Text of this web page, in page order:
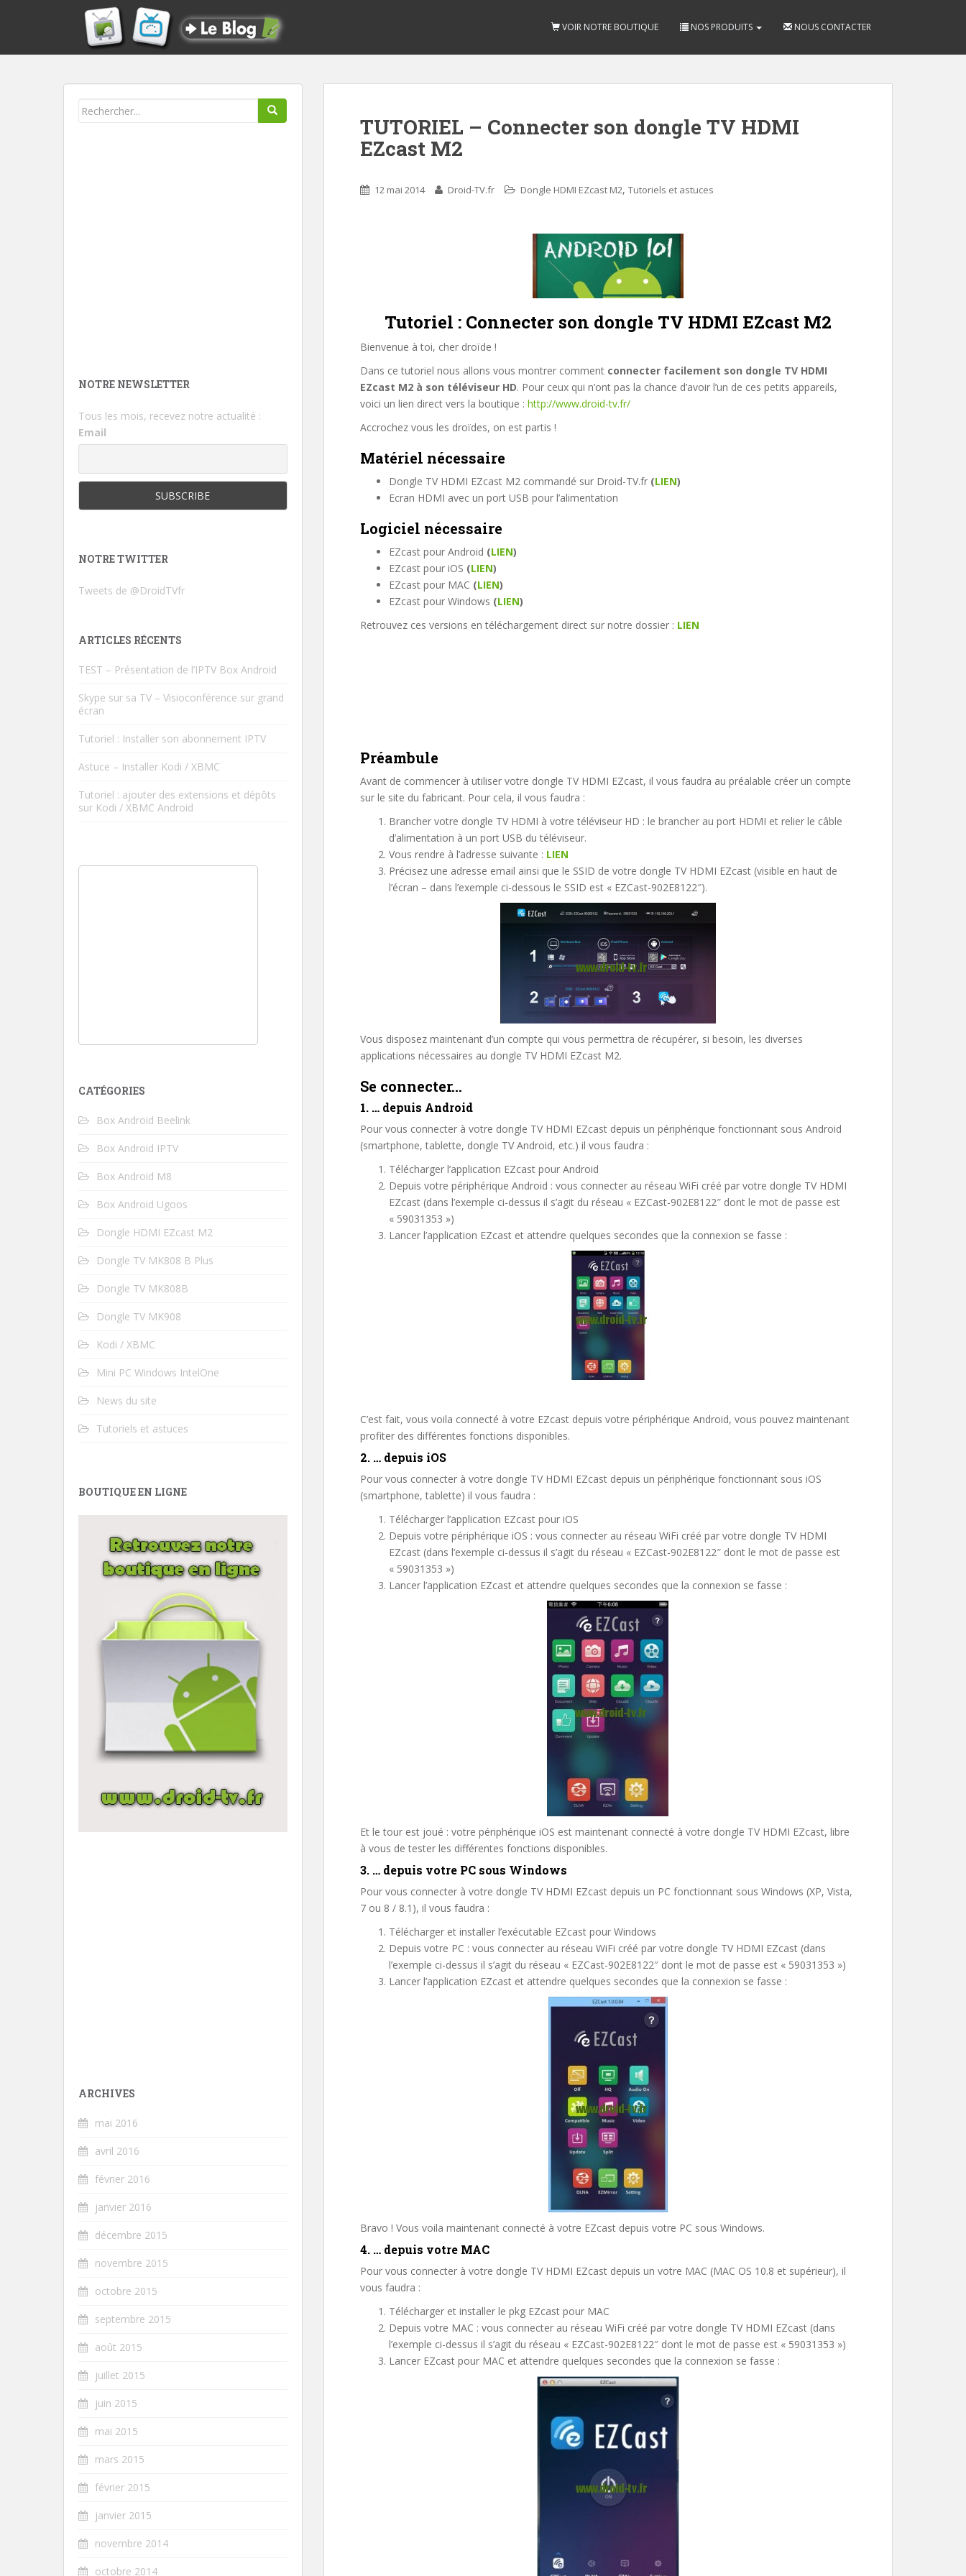
VOIR NOTRE BOUTIQUE NOS PRODUITS NOUS CONTACTER
TUTORIEL – Connecter son dongle TV HDMI
EZcast M2
12 mai 2014 Droid-TV.fr Dongle HDMI EZcast M2, Tutoriels et astuces
Tutoriel : Connecter son dongle TV HDMI EZcast M2
Bienvenue à toi, cher droïde !
Dans ce tutoriel nous allons vous montrer comment connecter facilement son dongle TV HDMI
EZcast M2 à son téléviseur HD. Pour ceux qui n’ont pas la chance d’avoir l’un de ces petits appareils,
voici un lien direct vers la boutique : http://www.droid-tv.fr/
Accrochez vous les droïdes, on est partis !
Matériel nécessaire
Dongle TV HDMI EZcast M2 commandé sur Droid-TV.fr (LIEN)
Ecran HDMI avec un port USB pour l’alimentation
Logiciel nécessaire
EZcast pour Android (LIEN)
EZcast pour iOS (LIEN)
EZcast pour MAC (LIEN)
EZcast pour Windows (LIEN)
Retrouvez ces versions en téléchargement direct sur notre dossier : LIEN
Préambule
Avant de commencer à utiliser votre dongle TV HDMI EZcast, il vous faudra au préalable créer un compte
sur le site du fabricant. Pour cela, il vous faudra :
Brancher votre dongle TV HDMI à votre téléviseur HD : le brancher au port HDMI et relier le câble
d’alimentation à un port USB du téléviseur.
Vous rendre à l’adresse suivante : LIEN
Précisez une adresse email ainsi que le SSID de votre dongle TV HDMI EZcast (visible en haut de
l’écran – dans l’exemple ci-dessous le SSID est « EZCast-902E8122″).
Vous disposez maintenant d’un compte qui vous permettra de récupérer, si besoin, les diverses
applications nécessaires au dongle TV HDMI EZcast M2.
Se connecter…
1. … depuis Android
Pour vous connecter à votre dongle TV HDMI EZcast depuis un périphérique fonctionnant sous Android
(smartphone, tablette, dongle TV Android, etc.) il vous faudra :
Télécharger l’application EZcast pour Android
Depuis votre périphérique Android : vous connecter au réseau WiFi créé par votre dongle TV HDMI
EZcast (dans l’exemple ci-dessus il s’agit du réseau « EZCast-902E8122″ dont le mot de passe est
« 59031353 »)
Lancer l’application EZcast et attendre quelques secondes que la connexion se fasse :
C’est fait, vous voila connecté à votre EZcast depuis votre périphérique Android, vous pouvez maintenant
profiter des différentes fonctions disponibles.
2. … depuis iOS
Pour vous connecter à votre dongle TV HDMI EZcast depuis un périphérique fonctionnant sous iOS
(smartphone, tablette) il vous faudra :
Télécharger l’application EZcast pour iOS
Depuis votre périphérique iOS : vous connecter au réseau WiFi créé par votre dongle TV HDMI
EZcast (dans l’exemple ci-dessus il s’agit du réseau « EZCast-902E8122″ dont le mot de passe est
« 59031353 »)
Lancer l’application EZcast et attendre quelques secondes que la connexion se fasse :
Et le tour est joué : votre périphérique iOS est maintenant connecté à votre dongle TV HDMI EZcast, libre
à vous de tester les différentes fonctions disponibles.
3. … depuis votre PC sous Windows
Pour vous connecter à votre dongle TV HDMI EZcast depuis un PC fonctionnant sous Windows (XP, Vista,
7 ou 8 / 8.1), il vous faudra :
Télécharger et installer l’exécutable EZcast pour Windows
Depuis votre PC : vous connecter au réseau WiFi créé par votre dongle TV HDMI EZcast (dans
l’exemple ci-dessus il s’agit du réseau « EZCast-902E8122″ dont le mot de passe est « 59031353 »)
Lancer l’application EZcast et attendre quelques secondes que la connexion se fasse :
Bravo ! Vous voila maintenant connecté à votre EZcast depuis votre PC sous Windows.
4. … depuis votre MAC
Pour vous connecter à votre dongle TV HDMI EZcast depuis un votre MAC (MAC OS 10.8 et supérieur), il
vous faudra :
Télécharger et installer le pkg EZcast pour MAC
Depuis votre MAC : vous connecter au réseau WiFi créé par votre dongle TV HDMI EZcast (dans
l’exemple ci-dessus il s’agit du réseau « EZCast-902E8122″ dont le mot de passe est « 59031353 »)
Lancer EZcast pour MAC et attendre quelques secondes que la connexion se fasse :
NOTRE NEWSLETTER
Tous les mois, recevez notre actualité :
Email
NOTRE TWITTER
Tweets de @DroidTVfr
ARTICLES RÉCENTS
TEST – Présentation de l’IPTV Box Android
Skype sur sa TV – Visioconférence sur grand
écran
Tutoriel : Installer son abonnement IPTV
Astuce – Installer Kodi / XBMC
Tutoriel : ajouter des extensions et dépôts
sur Kodi / XBMC Android
CATÉGORIES
Box Android Beelink
Box Android IPTV
Box Android M8
Box Android Ugoos
Dongle HDMI EZcast M2
Dongle TV MK808 B Plus
Dongle TV MK808B
Dongle TV MK908
Kodi / XBMC
Mini PC Windows IntelOne
News du site
Tutoriels et astuces
BOUTIQUE EN LIGNE
ARCHIVES
mai 2016
avril 2016
février 2016
janvier 2016
décembre 2015
novembre 2015
octobre 2015
septembre 2015
août 2015
juillet 2015
juin 2015
mai 2015
mars 2015
février 2015
janvier 2015
novembre 2014
octobre 2014